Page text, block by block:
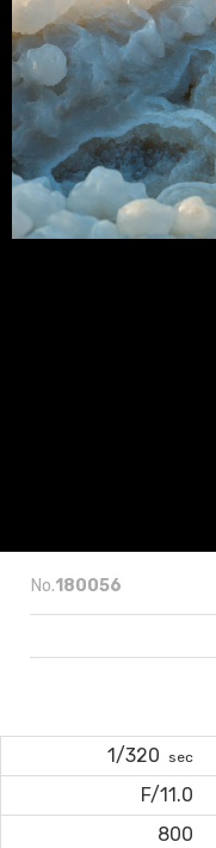
No.180056
sec
1/320
F/11.0
800